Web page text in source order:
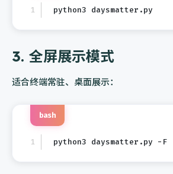
python3 daysmatter.py
3. 全屏展示模式
适合终端常驻、桌面展示：
python3 daysmatter.py -F
bash